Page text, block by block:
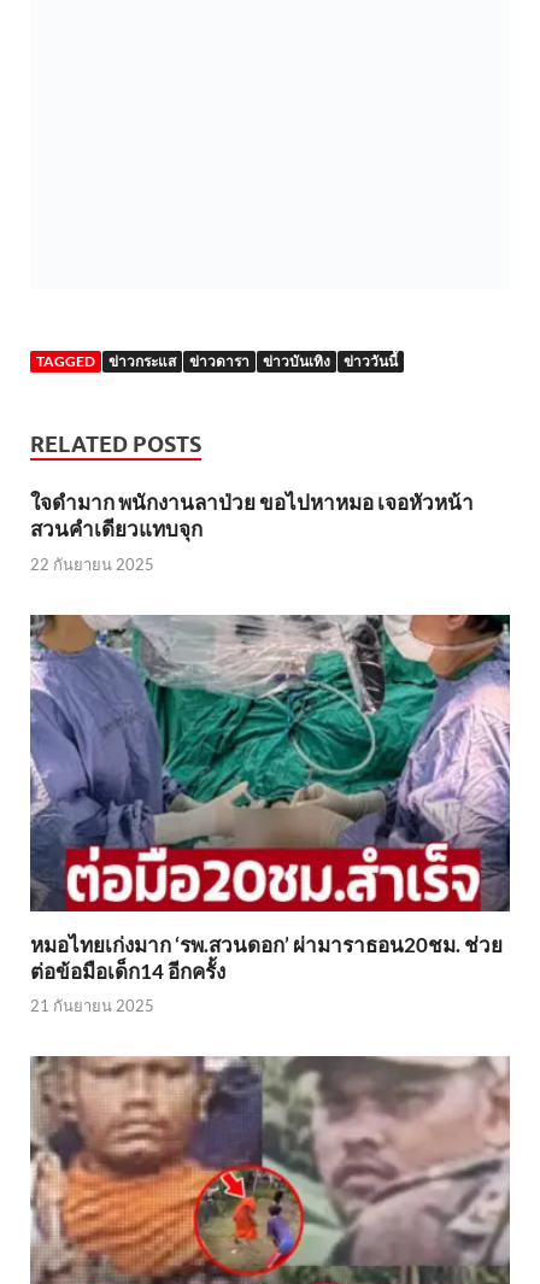
TAGGED ข่าวกระแส ข่าวดารา ข่าวบันเทิง ข่าววันนี้
RELATED POSTS
ใจดำมาก พนักงานลาป่วย ขอไปหาหมอ เจอหัวหน้า
สวนคำเดียวแทบจุก
22 กันยายน 2025
หมอไทยเก่งมาก ‘รพ.สวนดอก’ ผ่ามาราธอน20ชม. ช่วย
ต่อข้อมือเด็ก14 อีกครั้ง
21 กันยายน 2025